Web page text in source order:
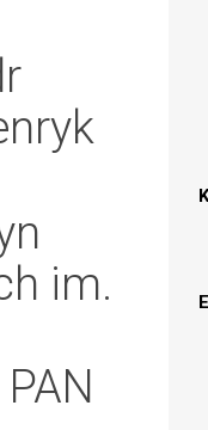
im.